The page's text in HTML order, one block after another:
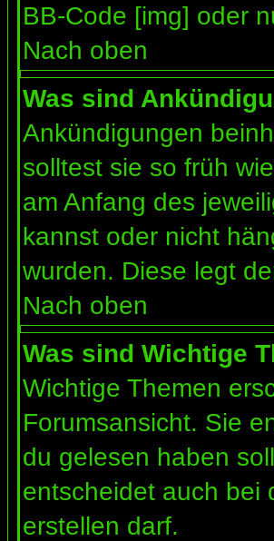
BB-Code [img] oder
Nach oben
Was sind
Ankündigungen
solltest sie so früh
am Anfang des
kannst oder nicht
wurden. Diese legt
Nach oben
Was sind Wichtige
Wichtige Themen
Forumsansicht. Sie
du gelesen haben
entscheidet auch bei
erstellen darf.